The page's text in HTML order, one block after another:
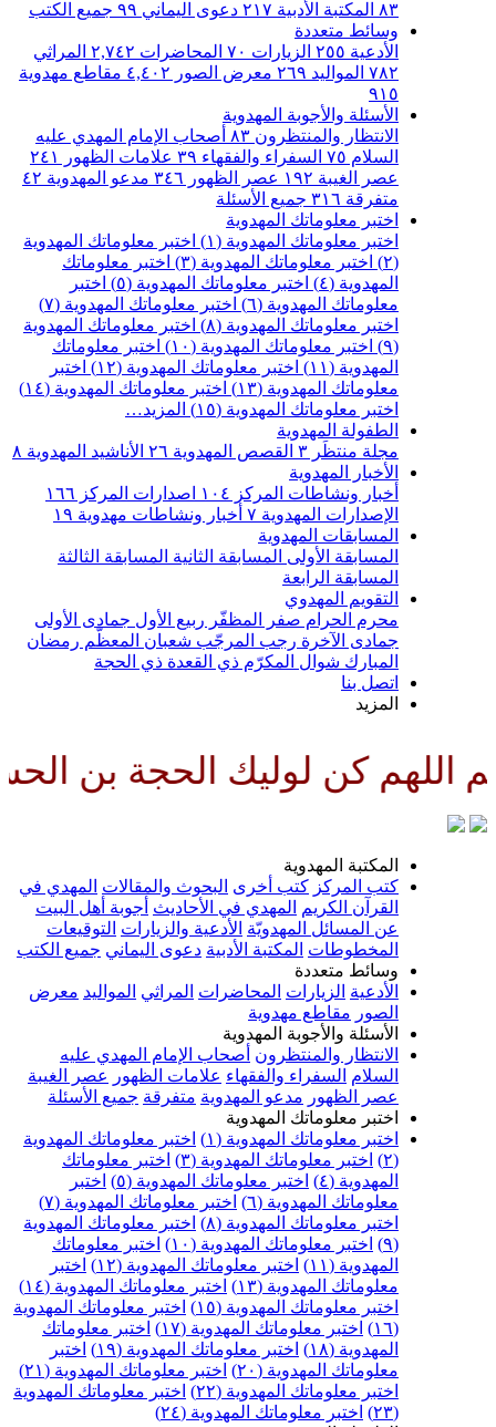
المكتبة الأدبية٢١٧ دعوى اليماني٩٩ جميع الكتب
وسائط متعددة
الزيارات٧٠ المحاضرات ٢,٧٤٢ المراثي
المواليد٢٦٩ معرض الصور٤,٤٠٢
مقاطع مهدوية
الأسئلة والأجوبة المهدوية
الانتظار والمنتظرون٨٣ أصحاب الإمام المهدي عليه
السفراء والفقهاء٣٩ علامات الظهور٢٤١
١٩٢ عصر الظهور٣٤٦ مدعو المهدوية٤٢
جميع الأسئلة
اختبر معلوماتك المهدوية
اختبر معلوماتك المهدوية (١)
اختبر معلوماتك المهدوية
اختبر معلوماتك المهدوية (٣)
اختبر معلوماتك
اختبر معلوماتك المهدوية (٥)
اختبر
معلوماتك المهدوية (٦)
اختبر معلوماتك المهدوية (٧)
اختبر معلوماتك المهدوية (٨)
اختبر معلوماتك المهدوية
اختبر معلوماتك المهدوية (١٠)
اختبر معلوماتك
اختبر معلوماتك المهدوية (١٢)
اختبر
معلوماتك المهدوية (١٣)
اختبر معلوماتك المهدوية (١٤)
اختبر معلوماتك المهدوية (١٥)
المزيد…
الطفولة المهدوية
مجلة منتظَر٣ القصص المهدوية٢٦ الأناشيد المهدوية٨
الأخبار المهدوية
أخبار ونشاطات المركز١٠٤ اصدارات المركز ١٦٦
الإصدارات المهدوية ٧ أخبار ونشاطات مهدوية١٩
المسابقات المهدوية
المسابقة الأولىالمسابقة الثانيةالمسابقة الثالثة
المسابقة الرابعة
التقويم المهدوي
محرم الحرامصفر المظفّرربيع الأولجمادى الأولى
جمادى الآخرةرجب المرجّبشعبان المعظّمرمضان
شوال المكرّمذي القعدةذي الحجة
الحجة بن الحسن صلواتك
المكتبة المهدوية
كتب المركز
كتب أخرى البحوث والمقالات المهدي في
القرآن الكريم المهدي في الأحاديث أجوبة أهل البيت
عن المسائل المهدويّة الأدعية والزيارات التوقيعات
المكتبة الأدبية دعوى اليماني جميع الكتب
وسائط متعددة
الزيارات المحاضرات المراثي المواليد
معرض
مقاطع مهدوية
الأسئلة والأجوبة المهدوية
الانتظار والمنتظرون
أصحاب الإمام المهدي عليه
السفراء والفقهاء علامات الظهور عصر الغيبة
مدعو المهدوية متفرقة جميع الأسئلة
اختبر معلوماتك المهدوية
اختبر معلوماتك المهدوية (١)
اختبر معلوماتك المهدوية
اختبر معلوماتك المهدوية (٣)
اختبر معلوماتك
اختبر معلوماتك المهدوية (٥)
اختبر
معلوماتك المهدوية (٦)
اختبر معلوماتك المهدوية (٧)
اختبر معلوماتك المهدوية (٨)
اختبر معلوماتك المهدوية
اختبر معلوماتك المهدوية (١٠)
اختبر معلوماتك
اختبر معلوماتك المهدوية (١٢)
اختبر
معلوماتك المهدوية (١٣)
اختبر معلوماتك المهدوية (١٤)
اختبر معلوماتك المهدوية (١٥)
اختبر معلوماتك المهدوية
اختبر معلوماتك المهدوية (١٧)
اختبر معلوماتك
اختبر معلوماتك المهدوية (١٩)
اختبر
معلوماتك المهدوية (٢٠)
اختبر معلوماتك المهدوية (٢١)
اختبر معلوماتك المهدوية (٢٢)
اختبر معلوماتك المهدوية
اختبر معلوماتك المهدوية (٢٤)